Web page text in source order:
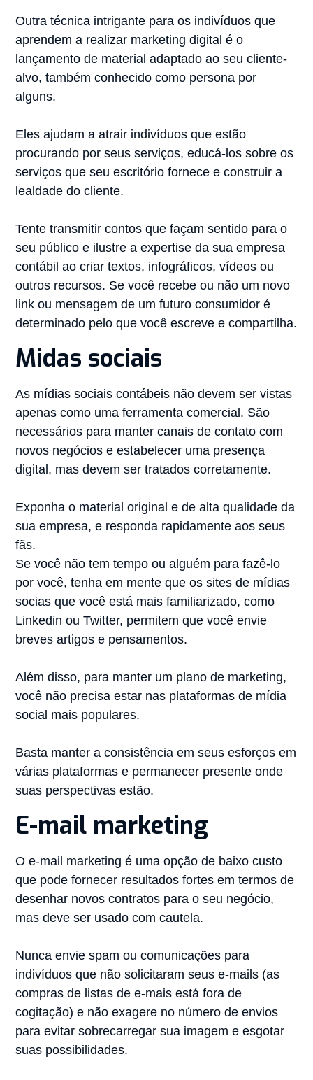
Outra técnica intrigante para os indivíduos que
aprendem a realizar marketing digital é o
lançamento de material adaptado ao seu cliente-
alvo, também conhecido como persona por
alguns.
Eles ajudam a atrair indivíduos que estão
procurando por seus serviços, educá-los sobre os
serviços que seu escritório fornece e construir a
lealdade do cliente.
Tente transmitir contos que façam sentido para o
seu público e ilustre a expertise da sua empresa
contábil ao criar textos, infográficos, vídeos ou
outros recursos. Se você recebe ou não um novo
link ou mensagem de um futuro consumidor é
determinado pelo que você escreve e compartilha.
Midas sociais
As mídias sociais contábeis não devem ser vistas
apenas como uma ferramenta comercial. São
necessários para manter canais de contato com
novos negócios e estabelecer uma presença
digital, mas devem ser tratados corretamente.
Exponha o material original e de alta qualidade da
sua empresa, e responda rapidamente aos seus
fãs.
Se você não tem tempo ou alguém para fazê-lo
por você, tenha em mente que os sites de mídias
socias que você está mais familiarizado, como
Linkedin ou Twitter, permitem que você envie
breves artigos e pensamentos.
Além disso, para manter um plano de marketing,
você não precisa estar nas plataformas de mídia
social mais populares.
Basta manter a consistência em seus esforços em
várias plataformas e permanecer presente onde
suas perspectivas estão.
E-mail marketing
O e-mail marketing é uma opção de baixo custo
que pode fornecer resultados fortes em termos de
desenhar novos contratos para o seu negócio,
mas deve ser usado com cautela.
Nunca envie spam ou comunicações para
indivíduos que não solicitaram seus e-mails (as
compras de listas de e-mais está fora de
cogitação) e não exagere no número de envios
para evitar sobrecarregar sua imagem e esgotar
suas possibilidades.